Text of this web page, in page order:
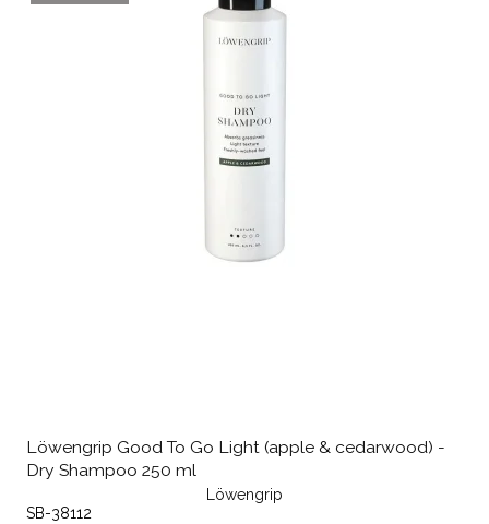
Löwengrip Good To Go Light (apple & cedarwood) -
Dry Shampoo 250 ml
Löwengrip
SB-38112